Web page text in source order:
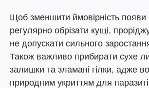
Щоб зменшити ймовірність появи
регулярно обрізати кущі,
не допускати сильного
Також важливо прибирати сухе
залишки та зламані гілки, адже
природним укриттям для